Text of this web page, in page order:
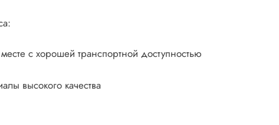
с хорошей транспортной доступностью
высокого качества